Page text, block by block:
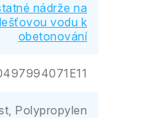
nádrže na
vodu k
obetonování
Polypropylen